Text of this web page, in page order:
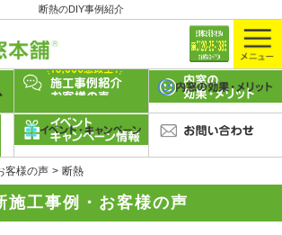
断熱のDIY事例紹介
施工事例・お客様の声
客様の声 断熱